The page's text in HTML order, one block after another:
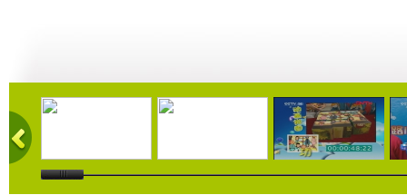
06:17 04:37 06:26